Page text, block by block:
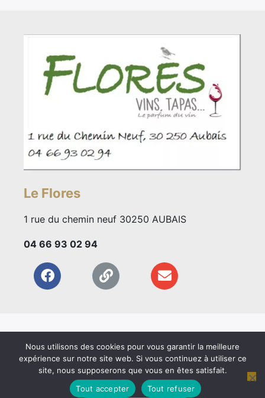
Le Flores
1 rue du chemin neuf 30250 AUBAIS
04 66 93 02 94
Mentions légales Plan du site Contact
Nous utilisons des cookies pour vous garantir la meilleure
expérience sur notre site web. Si vous continuez à utiliser ce
site, nous supposerons que vous en êtes satisfait.
Tout accepter
Tout refuser